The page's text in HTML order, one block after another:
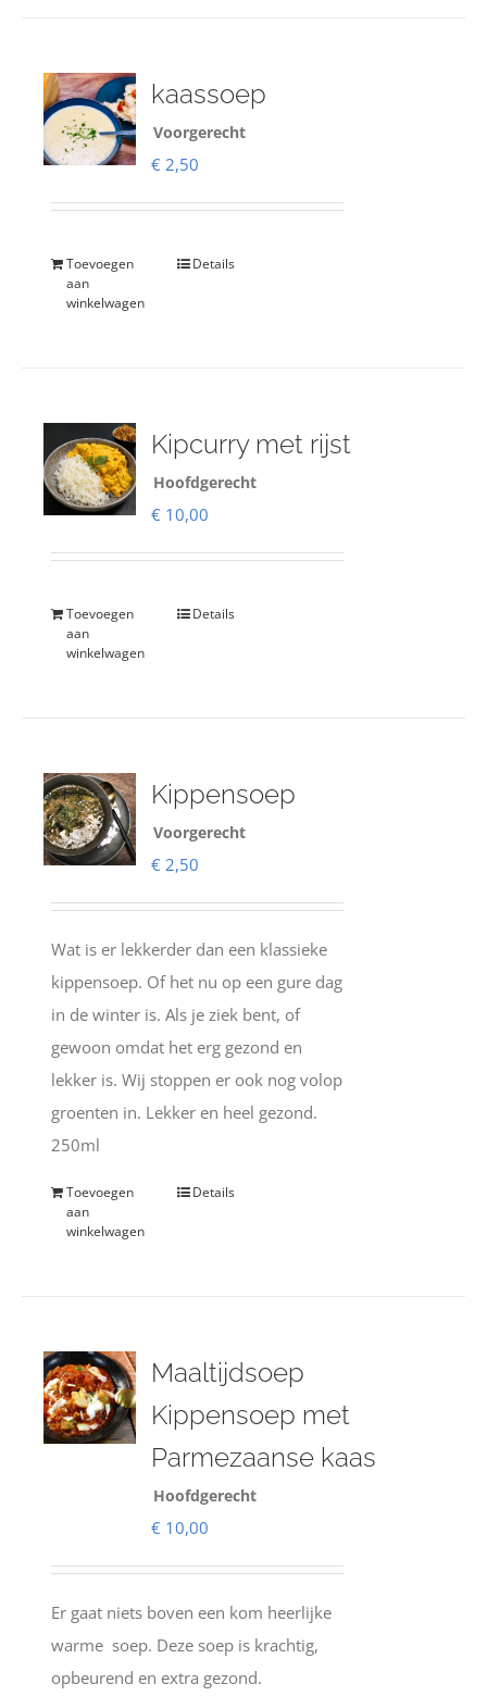
kaassoep
Voorgerecht
€ 2,50
Toevoegen
aan
winkelwagen
Details
Kipcurry met rijst
Hoofdgerecht
€ 10,00
Toevoegen
aan
winkelwagen
Details
Kippensoep
Voorgerecht
€ 2,50
Wat is er lekkerder dan een klassieke
kippensoep. Of het nu op een gure dag
in de winter is. Als je ziek bent, of
gewoon omdat het erg gezond en
lekker is. Wij stoppen er ook nog volop
groenten in. Lekker en heel gezond.
250ml
Toevoegen
aan
winkelwagen
Details
Maaltijdsoep
Kippensoep met
Parmezaanse kaas
Hoofdgerecht
€ 10,00
Er gaat niets boven een kom heerlijke
warme soep. Deze soep is krachtig,
opbeurend en extra gezond.